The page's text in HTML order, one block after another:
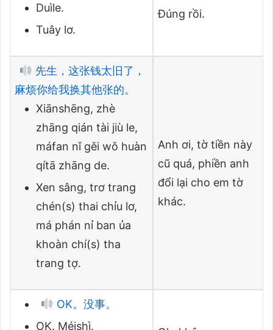
Duìle.
Tuây lơ.
Đúng rồi.
先生，这张钱太旧了，
麻烦你给我换其他张的。
Xiānshēng, zhè
zhāng qián tài jiù le,
máfan nǐ gěi wǒ huàn
qítā zhāng de.
Xen sâng, trơ trang
chén(s) thai chỉu lơ,
má phán nỉ ban ủa
khoàn chí(s) tha
trang tợ.
Anh ơi, tờ tiền này
cũ quá, phiền anh
đổi lại cho em tờ
khác.
OK。没事。
OK. Méishì.